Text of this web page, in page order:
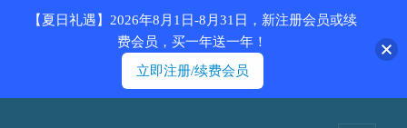
【夏日礼遇】2026年8月1日-8月31日，新注册会员或续
费会员，买一年送一年！
立即注册/续费会员